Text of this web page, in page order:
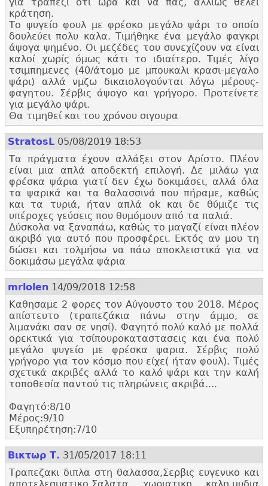
κράτηση.
Το ψυγείο φουλ με φρέσκο μεγάλο ψάρι το οποίο
δουλεύει πολυ καλα. Τιμήθηκε ένα μεγάλο φαγκρι
άψογα ψημένο. Οι μεζέδες του συνεχίζουν να είναι
καλοί χωρίς όμως κάτι το ιδιαίτερο. Τιμές λίγο
τσιμπημενες (40/άτομο με μπουκαλι κρασι-μεγαλο
ψάρι) αλλά νμζω δικαιολογούνται λόγω μέρους-
φαγητου. Σέρβις άψογο και γρήγορο. Προτείνετε
για μεγάλο ψάρι.
Θα τιμηθεί και του χρόνου σιγουρα
StratosL 05/08/2019 18:53
Τα πράγματα έχουν αλλάξει στον Αρίστο. Πλέον
είναι μια απλά αποδεκτή επιλογή. Δε μιλάω για
φρέσκα ψάρια γιατί δεν έχω δοκιμάσει, αλλά όλα
τα ψαρικά και τα θαλασσινά που πήραμε, καθώς
και τα τυριά, ήταν απλά ok και δε θύμιζε τις
υπέροχες γεύσεις που θυμόμουν από τα παλιά.
Δύσκολα να ξαναπάω, καθώς το μαγαζί είναι πλέον
ακριβό για αυτό που προσφέρει. Εκτός αν μου τη
δώσει και τολμήσω να πάω αποκλειστικά για να
δοκιμάσω μεγάλα ψάρια
mrlolen 14/09/2018 12:58
Καθησαμε 2 φορες τον Αύγουστο του 2018. Μέρος
απίστευτο (τραπεζάκια πάνω στην άμμο, σε
λιμανάκι σαν σε νησί). Φαγητό πολύ καλό με πολλά
ορεκτικά για τσίπουροκαταστασεις και ένα πολύ
μεγάλο ψυγείο με φρέσκα ψαρια. Σέρβις πολύ
γρήγορο για τον κόσμο που είχε( ήταν φουλ). Τιμές
σχετικά ακριβές αλλά το καλό ψάρι και την καλή
τοποθεσία παντού τις πληρώνεις ακριβά....
Φαγητό:8/10
Μέρος:9/10
Εξυπηρέτηση:7/10
Βικτωρ Τ. 31/05/2017 18:11
Τραπεζακι διπλα στη θαλασσα,Σερβις ευγενικο και